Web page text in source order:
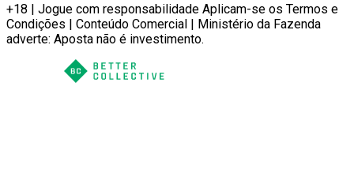
+18 | Jogue com responsabilidade Aplicam-se os Termos e
Condições | Conteúdo Comercial | Ministério da Fazenda
adverte: Aposta não é investimento.